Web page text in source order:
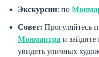
Экскурсии: по
Совет: Прогуляйтесь
Монмартра и
увидеть уличных